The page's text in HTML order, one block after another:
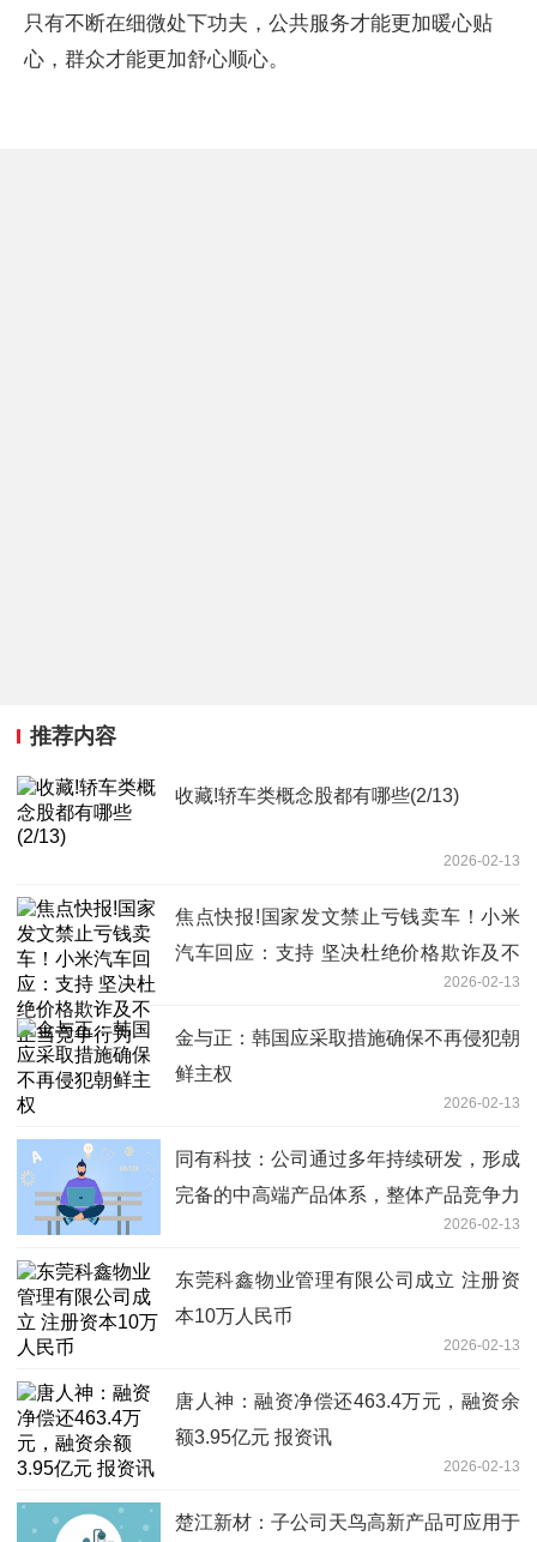
只有不断在细微处下功夫，公共服务才能更加暖心贴
心，群众才能更加舒心顺心。
推荐内容
收藏!轿车类概念股都有哪些(2/13)
2026-02-13
焦点快报!国家发文禁止亏钱卖车！小米
汽车回应：支持 坚决杜绝价格欺诈及不
2026-02-13
金与正：韩国应采取措施确保不再侵犯朝
鲜主权
2026-02-13
同有科技：公司通过多年持续研发，形成
完备的中高端产品体系，整体产品竞争力
得到显著提升，形成了较强的产品技术壁
垒，从而带动公司2025年度综合毛利率
同比提高
2026-02-13
东莞科鑫物业管理有限公司成立 注册资
本10万人民币
2026-02-13
唐人神：融资净偿还463.4万元，融资余
额3.95亿元 报资讯
2026-02-13
楚江新材：子公司天鸟高新产品可应用于